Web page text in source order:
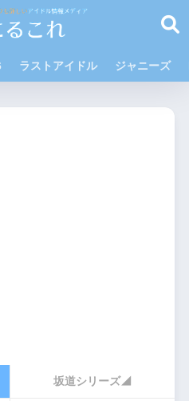
ラストアイドル ジャニーズ
坂道シリーズ◢